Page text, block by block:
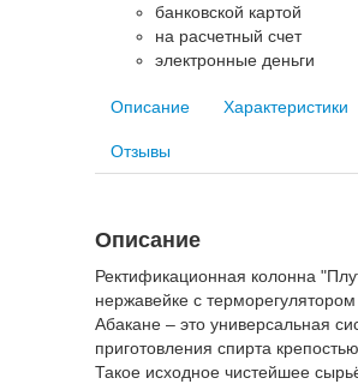
банковской картой
на расчетный счет
электронные деньги
Описание Характеристики
Отзывы
Описание
Ректификационная колонна
нержавейке с
Абакане – это универсальная
приготовления спирта
Такое исходное чистейшее